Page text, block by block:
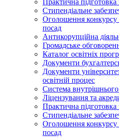
Практична підготовка
Стипендіальне
Оголошення конкурсу
посад
Антикорупційна
Громадське
Каталог освітніх
Документи
Документи
освітній процес
Система внутрішнього
Ліцензування та
Практична підготовка
Стипендіальне
Оголошення конкурсу
посад